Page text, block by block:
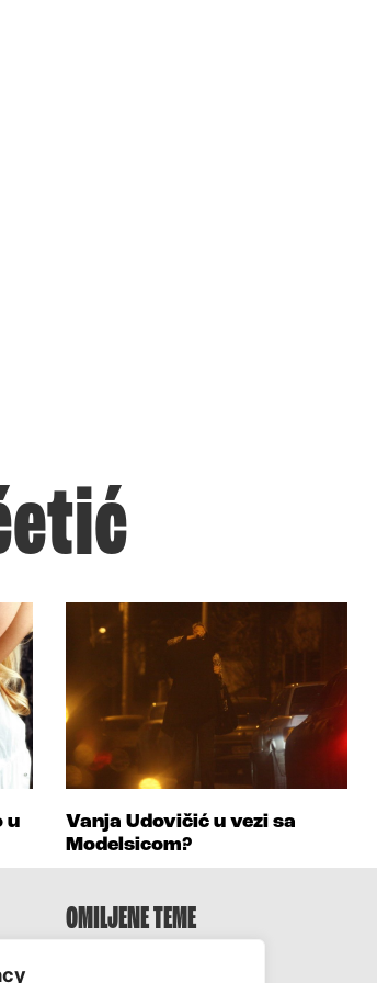
u
Vanja Udovičić u vezi sa
Modelsicom?
OMILJENE TEME